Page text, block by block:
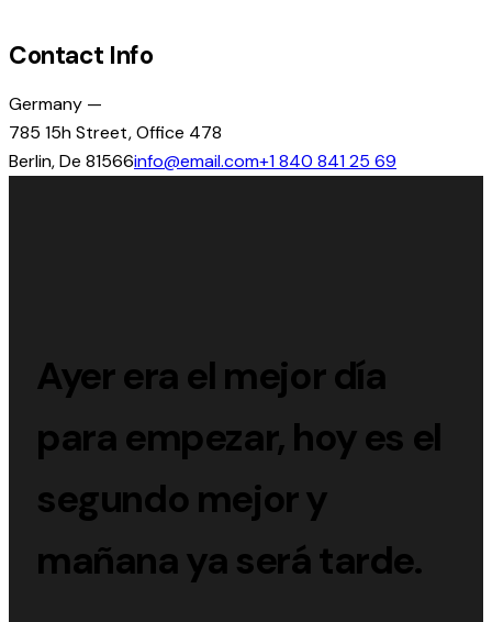
Contact Info
Germany —
785 15h Street, Office 478
Berlin, De 81566info@email.com+1 840 841 25 69
Ayer era el mejor día
para empezar, hoy es el
segundo mejor y
mañana ya será tarde.